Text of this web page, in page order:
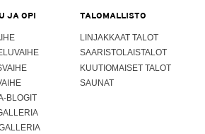
JA OPI
BLOGIT
TALOMALLISTO
LINJAKKAAT TALOT
SAARISTOLAISTALOT
KUUTIOMAISET TALOT
SAUNAT